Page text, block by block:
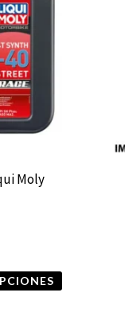
Moly
de
producto